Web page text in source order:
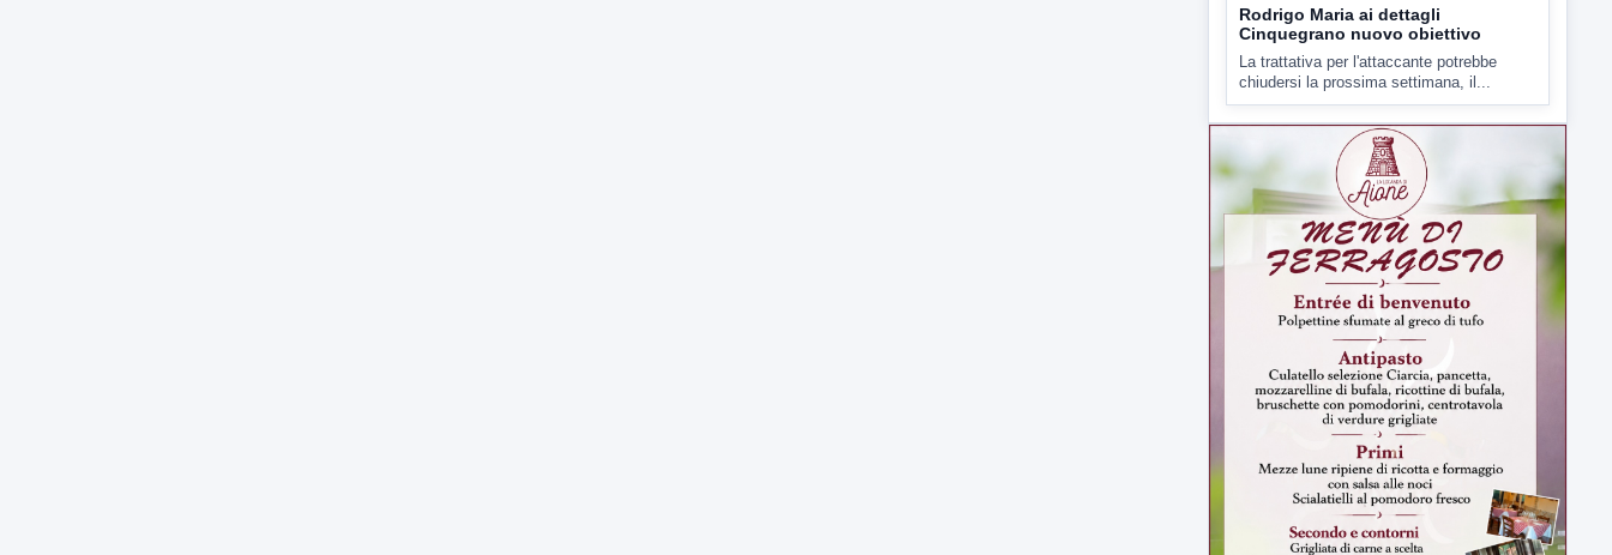
Rodrigo Maria ai dettagli
Cinquegrano nuovo obiettivo
La trattativa per l'attaccante potrebbe
chiudersi la prossima settimana, il...